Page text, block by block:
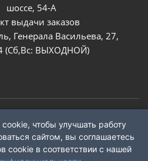
шоссе, 54-А
выдачи заказов
Генерала Васильева, 27,
(Сб,Вс: ВЫХОДНОЙ)
"ХоРеКа Сервис"
чтобы улучшать работу
сайтом, вы соглашаетесь
cookie в соответствии с нашей